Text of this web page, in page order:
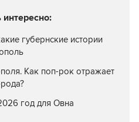
губернские истории
Как поп-рок отражает
год для Овна